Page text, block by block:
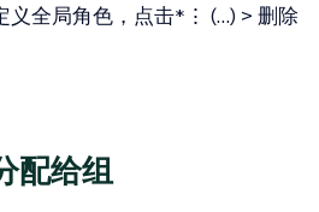
义全局角色，点击*⋮ (…​) > 删除
配给组